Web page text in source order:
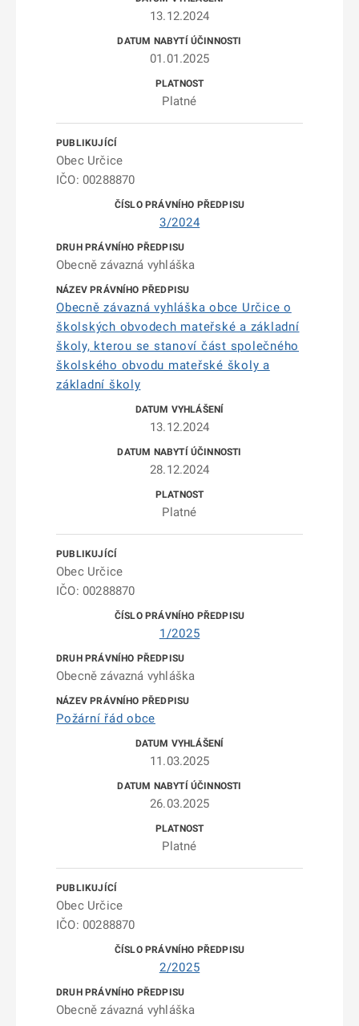
13.12.2024
01.01.2025
Platné
Obec Určice
IČO: 00288870
3/2024
Obecně závazná vyhláška
Obecně závazná vyhláška obce Určice o
školských obvodech mateřské a základní
školy, kterou se stanoví část společného
školského obvodu mateřské školy a
základní školy
13.12.2024
28.12.2024
Platné
Obec Určice
IČO: 00288870
1/2025
Obecně závazná vyhláška
Požární řád obce
11.03.2025
26.03.2025
Platné
Obec Určice
IČO: 00288870
2/2025
Obecně závazná vyhláška